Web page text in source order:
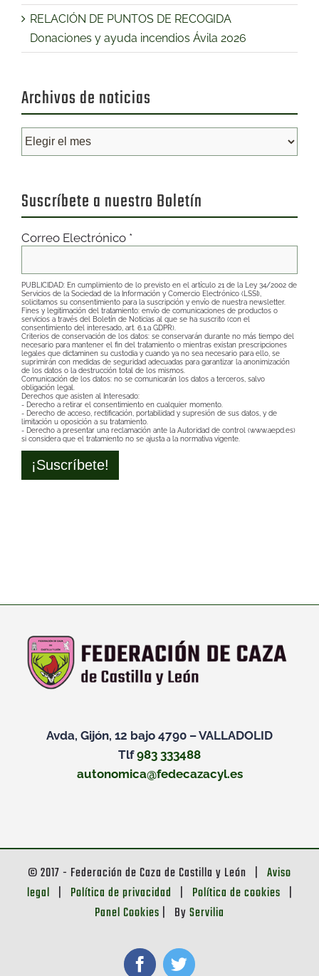
RELACIÓN DE PUNTOS DE RECOGIDA
Donaciones y ayuda incendios Ávila 2026
Archivos de noticias
Archivos
de
Suscríbete a nuestro Boletín
Correo Electrónico *
PUBLICIDAD: En cumplimiento de lo previsto en el artículo 21 de la Ley 34/2002 de
Servicios de la Sociedad de la Información y Comercio Electrónico (LSSI),
solicitamos su consentimiento para la suscripción y envío de nuestra newsletter.
Fines y legitimación del tratamiento: envío de comunicaciones de productos o
servicios a través del Boletín de Noticias al que se ha suscrito (con el
consentimiento del interesado, art. 6.1.a GDPR).
Criterios de conservación de los datos: se conservarán durante no más tiempo del
necesario para mantener el fin del tratamiento o mientras existan prescripciones
legales que dictaminen su custodia y cuando ya no sea necesario para ello, se
suprimirán con medidas de seguridad adecuadas para garantizar la anonimización
de los datos o la destrucción total de los mismos.
Comunicación de los datos: no se comunicarán los datos a terceros, salvo
obligación legal.
Derechos que asisten al Interesado:
- Derecho a retirar el consentimiento en cualquier momento.
- Derecho de acceso, rectificación, portabilidad y supresión de sus datos, y de
limitación u oposición a su tratamiento.
- Derecho a presentar una reclamación ante la Autoridad de control (www.aepd.es)
si considera que el tratamiento no se ajusta a la normativa vigente.
Avda, Gijón, 12 bajo 4790 – VALLADOLID
Tlf983 333488
autonomica@fedecazacyl.es
© 2017 - Federación de Caza de Castilla y León | Aviso
legal | Política de privacidad | Política de cookies |
Panel Cookies | ByServilia
FacebookTwitter